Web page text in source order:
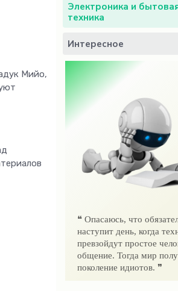
Мийо,
Электроника и
техника
Интересное
❝ Опасаюсь, что
наступит день, когда
превзойдут простое
общение. Тогда мир
поколение идиотов. ❞